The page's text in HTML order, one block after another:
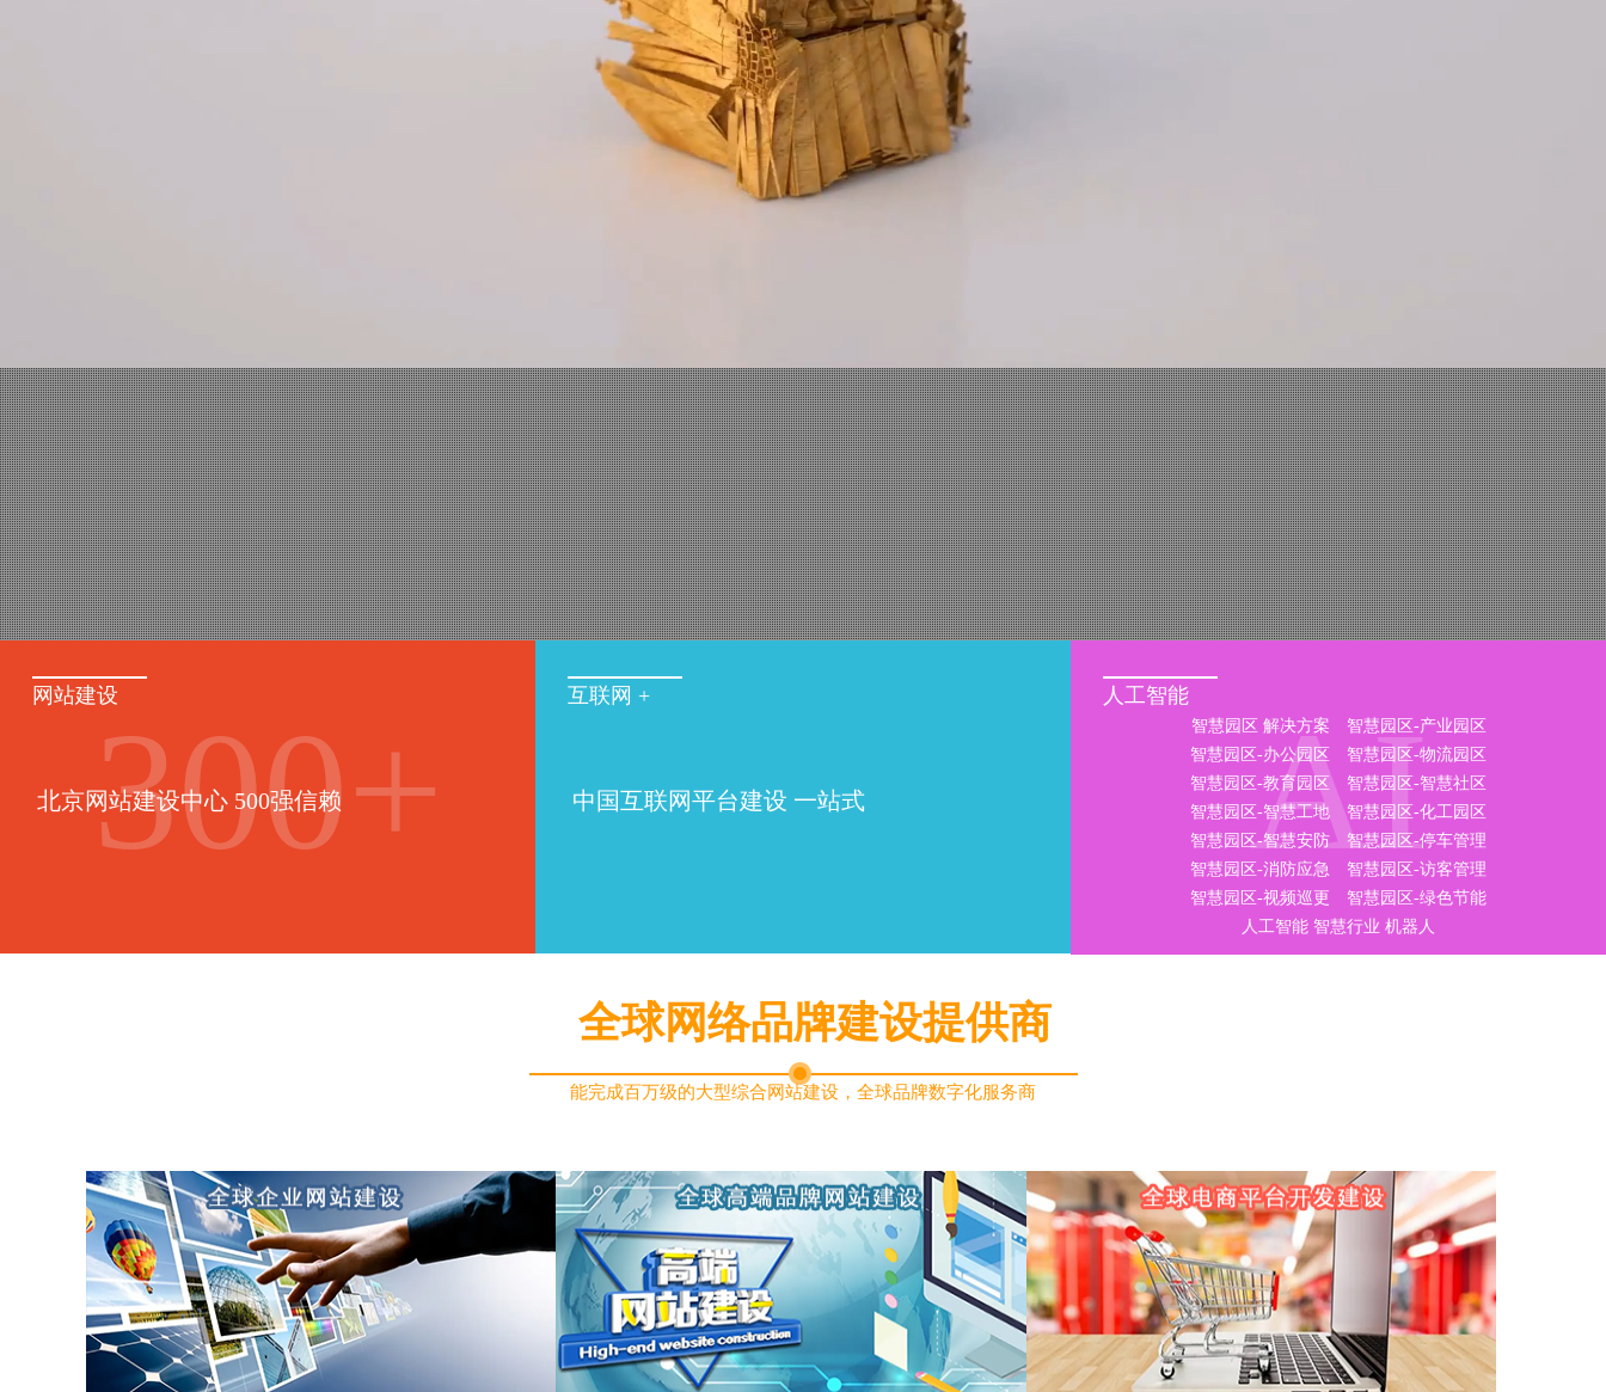
网站建设
北京网站建设中心 500强信赖
300+
互联网 +
中国互联网平台建设 一站式
人工智能
智慧园区 解决方案
智慧园区-产业园区
智慧园区-办公园区
智慧园区-物流园区
智慧园区-教育园区
智慧园区-智慧社区
智慧园区-智慧工地
智慧园区-化工园区
智慧园区-智慧安防
智慧园区-停车管理
智慧园区-消防应急
智慧园区-访客管理
智慧园区-视频巡更
智慧园区-绿色节能
人工智能 智慧行业 机器人
AI
全球网络品牌建设提供商
能完成百万级的大型综合网站建设，全球品牌数字化服务商